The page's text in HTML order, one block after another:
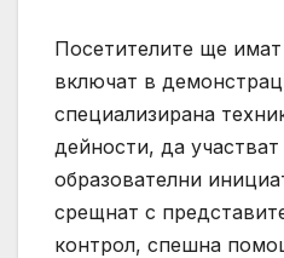
Посетителите ще
включат в
специализирана
дейности, да
образователни
срещнат с
контрол, спешна